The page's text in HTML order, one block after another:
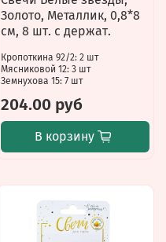
Золото, Металлик, 0,8*8
см, 8 шт. с держат.
Кропоткина 92/2: 2 шт
Мясниковой 12: 3 шт
Земнухова 15: 7 шт
204.00 руб
В корзину